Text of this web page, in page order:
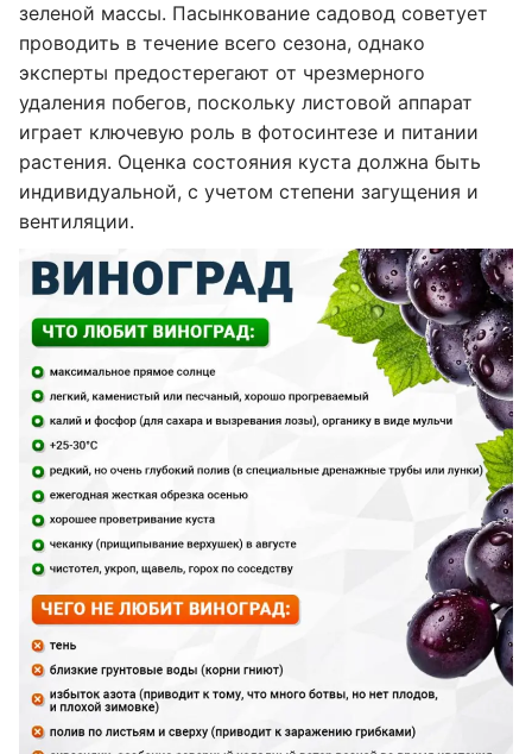
зеленой массы. Пасынкование садовод советует
проводить в течение всего сезона, однако
эксперты предостерегают от чрезмерного
удаления побегов, поскольку листовой аппарат
играет ключевую роль в фотосинтезе и питании
растения. Оценка состояния куста должна быть
индивидуальной, с учетом степени загущения и
вентиляции.